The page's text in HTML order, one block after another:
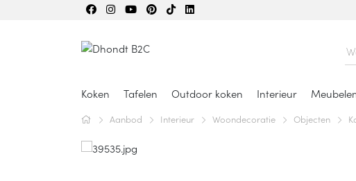
Koken Tafelen Outdoor koken Interieur
Aanbod Interieur Woondecoratie Objecten